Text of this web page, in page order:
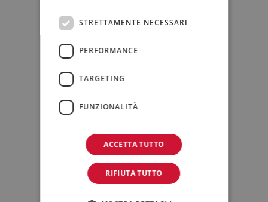
Patrimoni familiari/Privati
STRETTAMENTE NECESSARI
PERFORMANCE
TARGETING
FUNZIONALITÀ
ACCETTA TUTTO
RIFIUTA TUTTO